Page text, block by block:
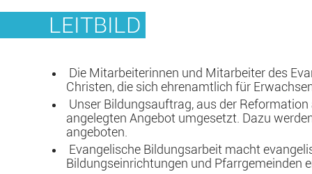
LEITBILD
Die Mitarbeiterinnen und Mitarbeiter des
Christen, die sich ehrenamtlich für
Unser Bildungsauftrag, aus der
angelegten Angebot umgesetzt. Dazu
angeboten.
Evangelische Bildungsarbeit macht
Bildungseinrichtungen und Pfarrgemeinden